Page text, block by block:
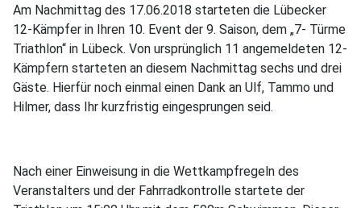
Am Nachmittag des 17.06.2018 starteten die Lübecker
12-Kämpfer in Ihren 10. Event der 9. Saison, dem „7- Türme
Triathlon“ in Lübeck. Von ursprünglich 11 angemeldeten 12-
Kämpfern starteten an diesem Nachmittag sechs und drei
Gäste. Hierfür noch einmal einen Dank an Ulf, Tammo und
Hilmer, dass Ihr kurzfristig eingesprungen seid.
Nach einer Einweisung in die Wettkampfregeln des
Veranstalters und der Fahrradkontrolle startete der